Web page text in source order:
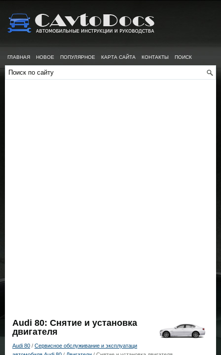
ГЛАВНАЯ НОВОЕ ПОПУЛЯРНОЕ КАРТА САЙТА КОНТАКТЫ ПОИСК
Audi 80: Снятие и установка
двигателя
Audi 80 / Сервисное обслуживание и эксплуатаци